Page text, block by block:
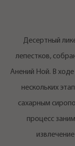
Десертный
лепестков,
Анений Ной. В
нескольких
сахарным
процесс